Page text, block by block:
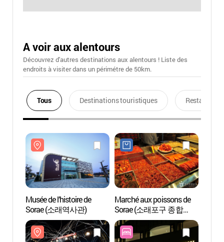
A voir aux alentours
Découvrez d'autres destinations aux alentours ! Liste des
endroits à visiter dans un périmétre de 50km.
Tous Destinations touristiques Restaurants
Musée de l’histoire de
Sorae (소래역사관)
Marché aux poissons de
Sorae (소래포구 종합
어시장)